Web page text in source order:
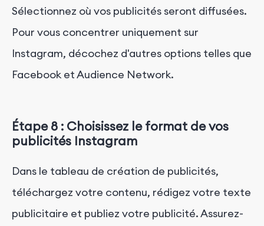
Sélectionnez où vos publicités seront diffusées.
Pour vous concentrer uniquement sur
Instagram, décochez d'autres options telles que
Facebook et Audience Network.
Étape 8 : Choisissez le format de vos
publicités Instagram
Dans le tableau de création de publicités,
téléchargez votre contenu, rédigez votre texte
publicitaire et publiez votre publicité. Assurez-